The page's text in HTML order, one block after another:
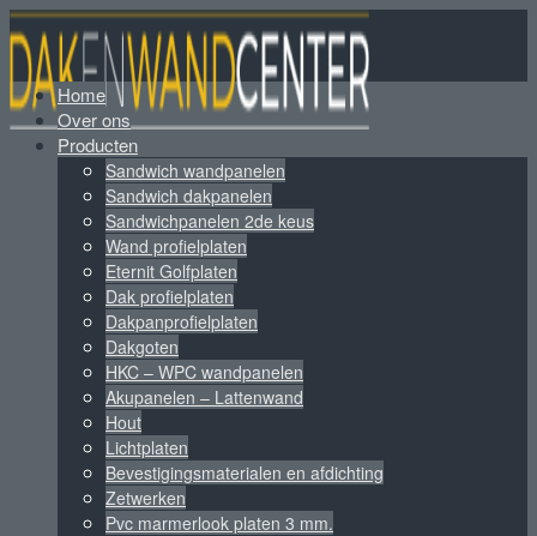
Home
Over ons
Producten
Sandwich wandpanelen
Sandwich dakpanelen
Sandwichpanelen 2de keus
Wand profielplaten
Eternit Golfplaten
Dak profielplaten
Dakpanprofielplaten
Dakgoten
HKC – WPC wandpanelen
Akupanelen – Lattenwand
Hout
Lichtplaten
Bevestigingsmaterialen en afdichting
Zetwerken
Pvc marmerlook platen 3 mm.